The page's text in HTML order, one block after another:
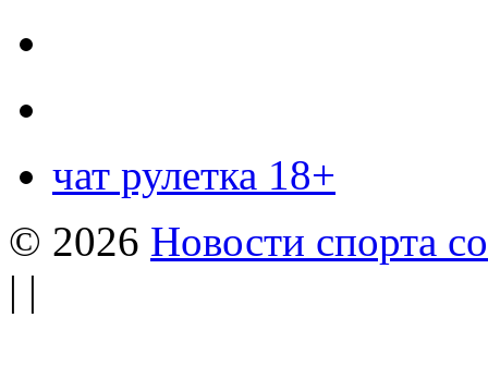
чат рулетка 18+
© 2026 Новости спорта
| |